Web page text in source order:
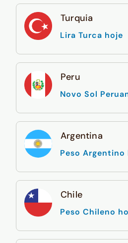
Turquia
Lira Turca hoje
Peru
Novo Sol
Argentina
Peso Argentino
Chile
Peso Chileno